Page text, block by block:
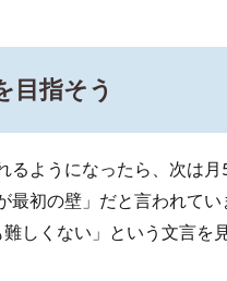
目指そう
るようになったら、次は
最初の壁」だと言われて
しくない」という文言を